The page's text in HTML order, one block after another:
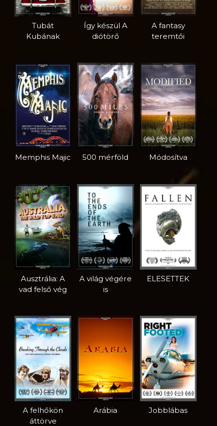
Tubát
Kubának
Így készül A
diótörő
A fantasy
teremtői
Memphis Majic 500 mérföld Módosítva
Ausztrália: A
vad felső vég
A világ végére
is
ELESETTEK
A felhőkön
áttörve
Arábia Jobblábas